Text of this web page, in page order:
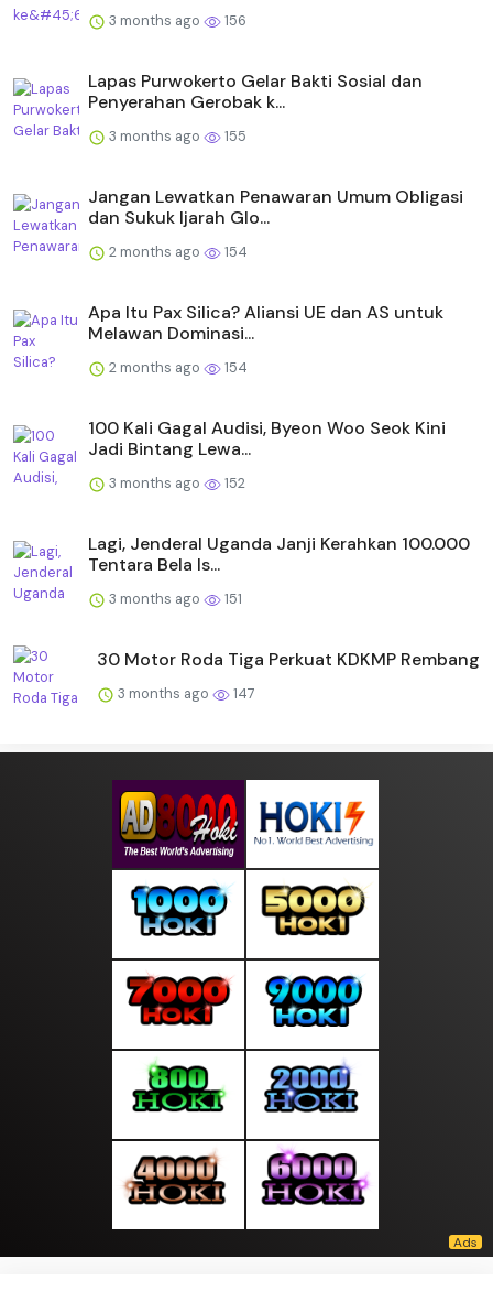
3 months ago 156
Lapas Purwokerto Gelar Bakti Sosial dan
Penyerahan Gerobak k...
3 months ago 155
Jangan Lewatkan Penawaran Umum Obligasi
dan Sukuk Ijarah Glo...
2 months ago 154
Apa Itu Pax Silica? Aliansi UE dan AS untuk
Melawan Dominasi...
2 months ago 154
100 Kali Gagal Audisi, Byeon Woo Seok Kini
Jadi Bintang Lewa...
3 months ago 152
Lagi, Jenderal Uganda Janji Kerahkan 100.000
Tentara Bela Is...
3 months ago 151
30 Motor Roda Tiga Perkuat KDKMP Rembang
3 months ago 147